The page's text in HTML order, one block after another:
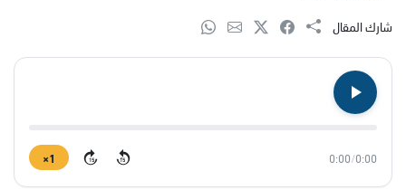
شارك المقال
0:00
/
0:00
15
15
1×